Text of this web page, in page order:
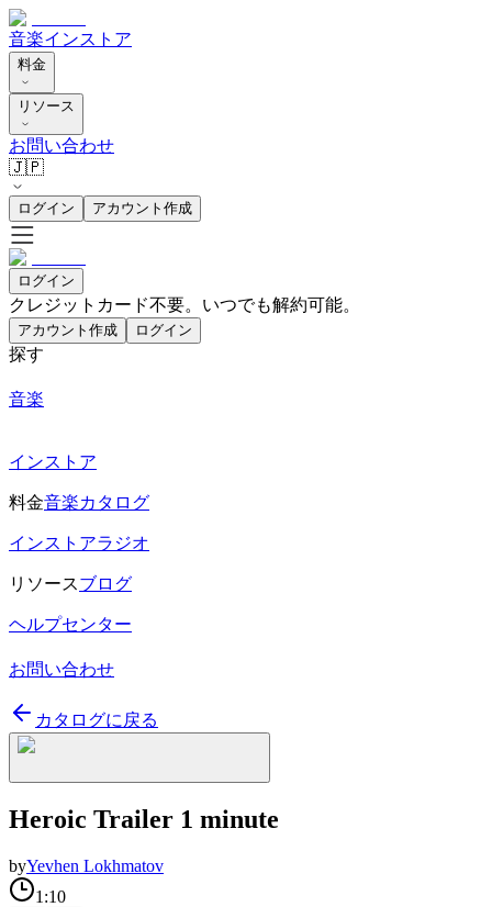
音楽インストア
料金
リソース
お問い合わせ
🇯🇵
ログイン アカウント作成
ログイン
クレジットカード不要。いつでも解約可能。
アカウント作成 ログイン
探す
音楽
インストア
料金音楽カタログ
インストアラジオ
リソースブログ
ヘルプセンター
お問い合わせ
カタログに戻る
Heroic Trailer 1 minute
byYevhen Lokhmatov
1:10